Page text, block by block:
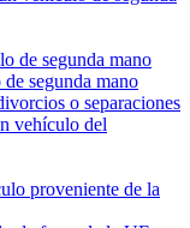
de segunda mano
segunda mano
o separaciones
vehículo del
proveniente de la